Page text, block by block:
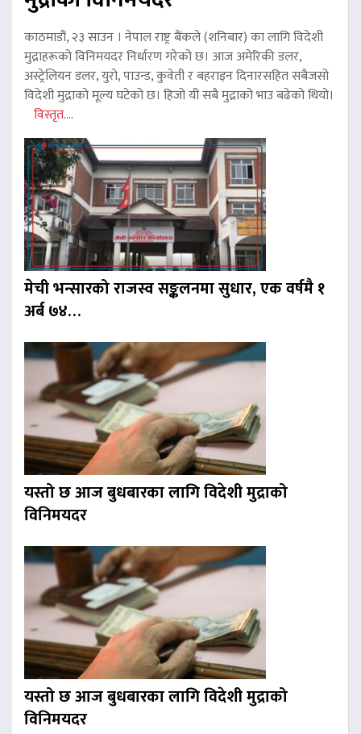
काठमाडौं, २३ साउन । नेपाल राष्ट्र बैंकले (शनिबार) का लागि विदेशी
मुद्राहरूको विनिमयदर निर्धारण गरेको छ। आज अमेरिकी डलर,
अस्ट्रेलियन डलर, युरो, पाउन्ड, कुवेती र बहराइन दिनारसहित सबैजसो
विदेशी मुद्राको मूल्य घटेको छ। हिजो यी सबै मुद्राको भाउ बढेको थियो।
विस्तृत....
मेची भन्सारको राजस्व सङ्कलनमा सुधार, एक वर्षमै १
अर्ब ७४…
यस्तो छ आज बुधबारका लागि विदेशी मुद्राको
विनिमयदर
यस्तो छ आज बुधबारका लागि विदेशी मुद्राको
विनिमयदर